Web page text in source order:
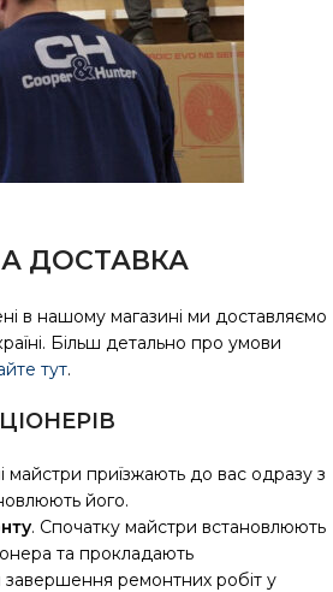
ДОСТАВКА
в нашому магазині ми доставляємо
Більш детально про умови
тут.
майстри приїзжають до вас одразу з
його.
. Спочатку майстри встановлюють
та прокладають
завершення ремонтних робіт у